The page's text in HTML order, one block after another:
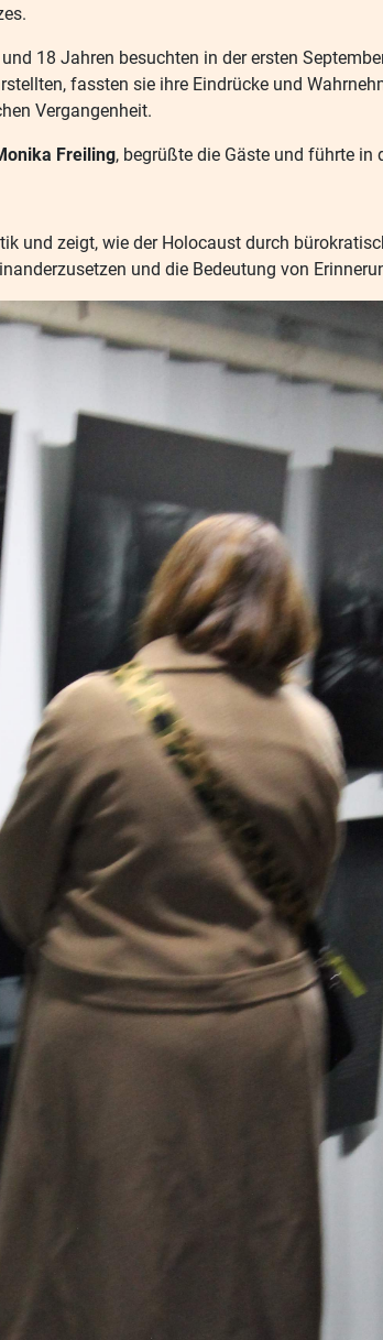
18 Jahren besuchten in der ersten
fassten sie ihre Eindrücke und
Vergangenheit.
Freiling, begrüßte die Gäste und führte in
und zeigt, wie der Holocaust durch
und die Bedeutung von